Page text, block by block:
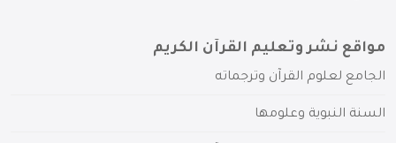
مواقع نشر وتعليم القرآن الكريم
الجامع لعلوم القرآن وترجماته
السنة النبوية وعلومها